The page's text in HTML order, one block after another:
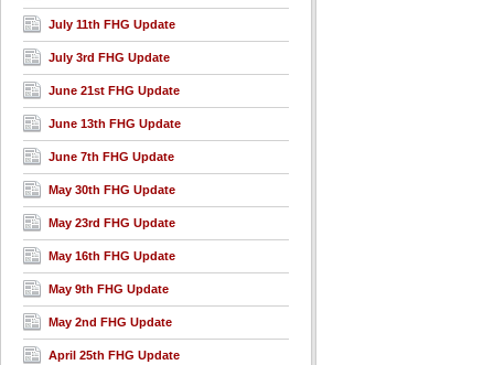
July 11th FHG Update
July 3rd FHG Update
June 21st FHG Update
June 13th FHG Update
June 7th FHG Update
May 30th FHG Update
May 23rd FHG Update
May 16th FHG Update
May 9th FHG Update
May 2nd FHG Update
April 25th FHG Update